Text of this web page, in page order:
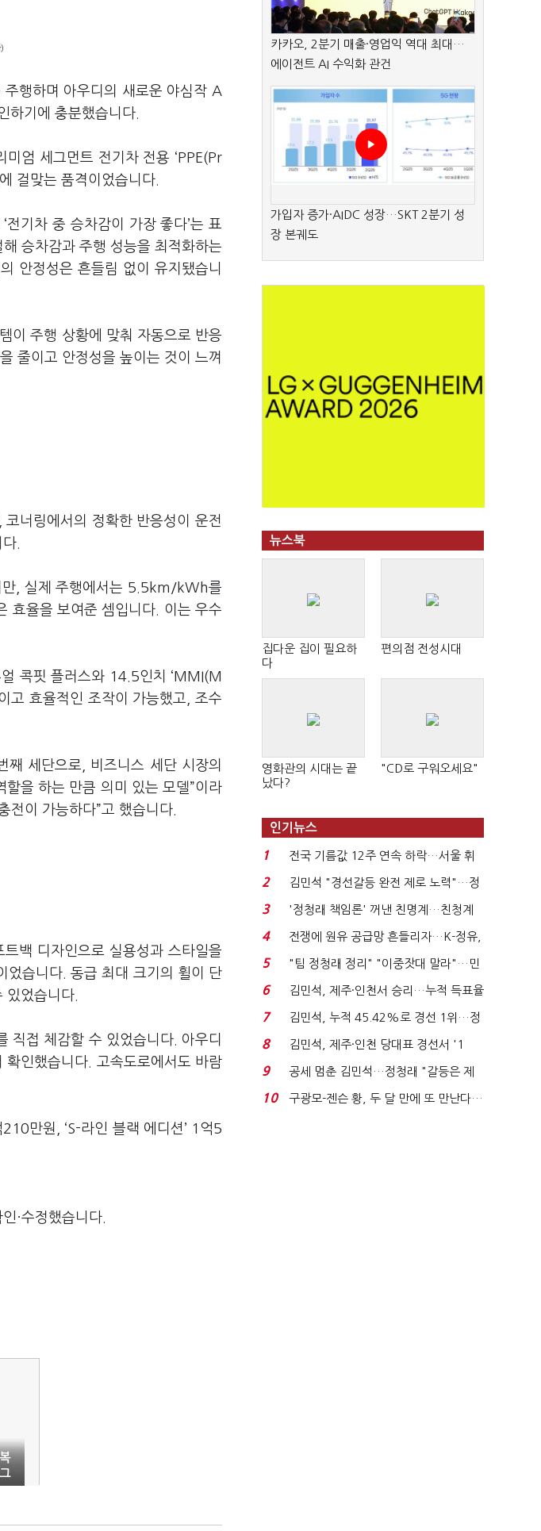
행하며 아우디의 새로운 야심작 A
하기에 충분했습니다.
엄 세그먼트 전기차 전용 ‘PPE(Pr
걸맞는 품격이었습니다.
기차 중 승차감이 가장 좋다’는 표
승차감과 주행 성능을 최적화하는
안정성은 흔들림 없이 유지됐습니
이 주행 상황에 맞춰 자동으로 반응
줄이고 안정성을 높이는 것이 느껴
너링에서의 정확한 반응성이 운전
.
, 실제 주행에서는 5.5km/kWh를
효율을 보여준 셈입니다. 이는 우수
콕핏 플러스와 14.5인치 ‘MMI(M
고 효율적인 조작이 가능했고, 조수
세단으로, 비즈니스 세단 시장의
할을 하는 만큼 의미 있는 모델”이라
이 가능하다”고 했습니다.
백 디자인으로 실용성과 스타일을
었습니다. 동급 최대 크기의 휠이 단
있었습니다.
직접 체감할 수 있었습니다. 아우디
인했습니다. 고속도로에서도 바람
만원, ‘S-라인 블랙 에디션’ 1억5
·수정했습니다.
카카오, 2분기 매출·영업익 역대 최대…
에이전트 AI 수익화 관건
가입자 증가·AIDC 성장…SKT 2분기 성
장 본궤도
뉴스북
집다운 집이 필요하
다
편의점 전성시대
영화관의 시대는 끝
났다?
"CD로 구워오세요"
인기뉴스
1
전국 기름값 12주 연속 하락…서울 휘
발윳값 1909원...
2
김민석 "경선갈등 완전 제로 노력"…정
청래 "반명 공세 사...
3
'정청래 책임론' 꺼낸 친명계…친청계
는 추가투표 때리기...
4
전쟁에 원유 공급망 흔들리자…K-정유,
에너지안보 핵심...
5
"팀 정청래 정리" "이중잣대 말라"…민
주 최고위원 계파 다...
6
김민석, 제주·인천서 승리…누적 득표율
'1위 탈환'(종합)...
7
김민석, 누적 45.42%로 경선 1위…정
청래와 격차 0.86%p(...
8
김민석, 제주·인천 당대표 경선서 '1
위'(1보)...
9
공세 멈춘 김민석…정청래 "갈등은 제
가 수습"
10
구광모-젠슨 황, 두 달 만에 또 만난다…